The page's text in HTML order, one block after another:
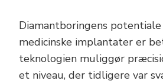
Diamantboringens
medicinske implantater er
teknologien muliggør
et niveau, der tidligere var